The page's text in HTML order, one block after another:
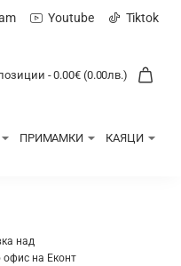
Youtube Tiktok
- 0.00€ (0.00лв.)
ПРИМАМКИ КАЯЦИ
над
офис на Еконт